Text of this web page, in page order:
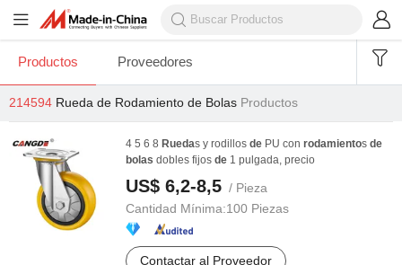
Productos Proveedores
214594 Rueda de Rodamiento de Bolas Productos
4 5 6 8 Ruedas y rodillos de PU con rodamientos de
bolas dobles fijos de 1 pulgada, precio
US$ 6,2-8,5 / Pieza
Cantidad Mínima:100 Piezas
Contactar al Proveedor